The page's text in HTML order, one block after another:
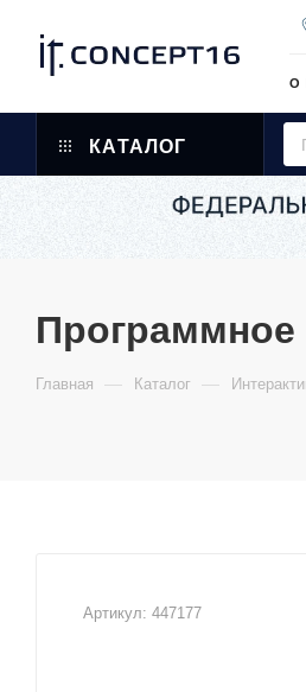
О
КАТАЛОГ
Программное
Главная — Каталог —
Артикул: 447177